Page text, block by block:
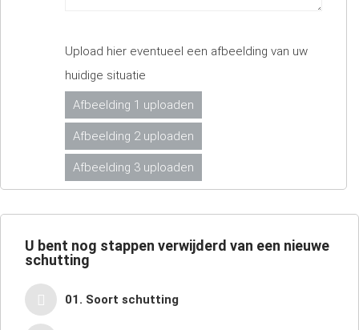
Upload hier eventueel een afbeelding van uw
huidige situatie
Afbeelding 1 uploaden
Afbeelding 2 uploaden
Afbeelding 3 uploaden
U bent nog stappen verwijderd van een nieuwe
schutting
01. Soort schutting